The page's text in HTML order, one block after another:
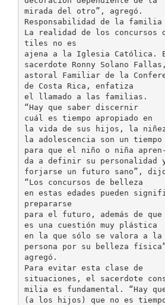
mirada del otro”, agregó.
Responsabilidad de la familia
La realidad de los concursos
tiles no es
ajena a la Iglesia Católica.
sacerdote Ronny Solano
astoral Familiar de la
de Costa Rica, enfatiza
el llamado a las familias.
“Hay que saber discernir
cuál es tiempo apropiado en
la vida de sus hijos, la
la adolescencia son un tiempo
para que el niño o niña apren-
da a definir su personalidad
forjarse un futuro sano”,
“Los concursos de belleza
en estas edades pueden
prepararse
para el futuro, además de que
es una cuestión muy plástica
en la que sólo se valora a la
persona por su belleza
agregó.
Para evitar esta clase de
situaciones, el sacerdote
milia es fundamental. “Hay
(a los hijos) que no es